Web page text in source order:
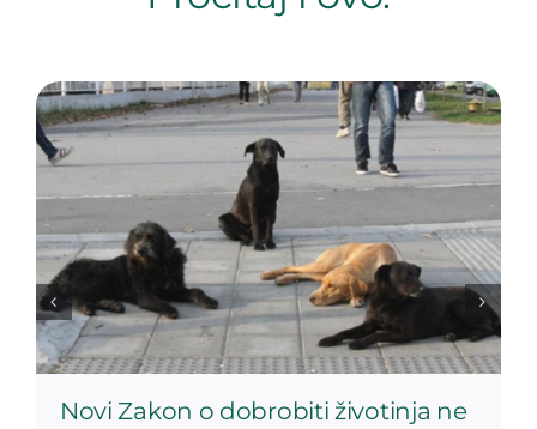
Novi Zakon o dobrobiti životinja ne